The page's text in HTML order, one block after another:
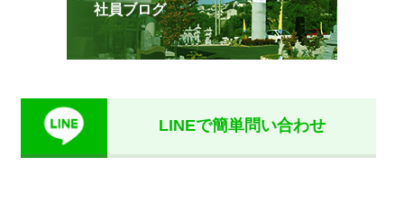
社員ブログ
LINEで簡単問い合わせ